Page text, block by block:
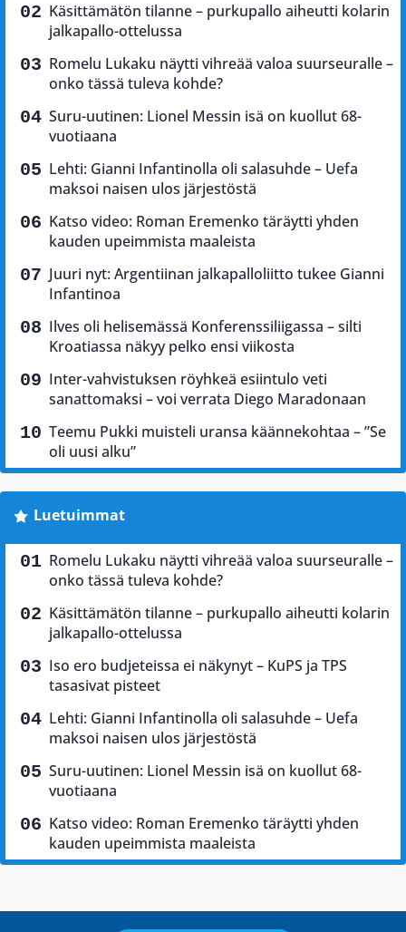
Käsittämätön tilanne – purkupallo aiheutti kolarin
jalkapallo-ottelussa
Romelu Lukaku näytti vihreää valoa suurseuralle –
onko tässä tuleva kohde?
Suru-uutinen: Lionel Messin isä on kuollut 68-
vuotiaana
Lehti: Gianni Infantinolla oli salasuhde – Uefa
maksoi naisen ulos järjestöstä
Katso video: Roman Eremenko täräytti yhden
kauden upeimmista maaleista
Juuri nyt: Argentiinan jalkapalloliitto tukee Gianni
Infantinoa
Ilves oli helisemässä Konferenssiliigassa – silti
Kroatiassa näkyy pelko ensi viikosta
Inter-vahvistuksen röyhkeä esiintulo veti
sanattomaksi – voi verrata Diego Maradonaan
Teemu Pukki muisteli uransa käännekohtaa – ”Se
oli uusi alku”
Luetuimmat
Romelu Lukaku näytti vihreää valoa suurseuralle –
onko tässä tuleva kohde?
Käsittämätön tilanne – purkupallo aiheutti kolarin
jalkapallo-ottelussa
Iso ero budjeteissa ei näkynyt – KuPS ja TPS
tasasivat pisteet
Lehti: Gianni Infantinolla oli salasuhde – Uefa
maksoi naisen ulos järjestöstä
Suru-uutinen: Lionel Messin isä on kuollut 68-
vuotiaana
Katso video: Roman Eremenko täräytti yhden
kauden upeimmista maaleista